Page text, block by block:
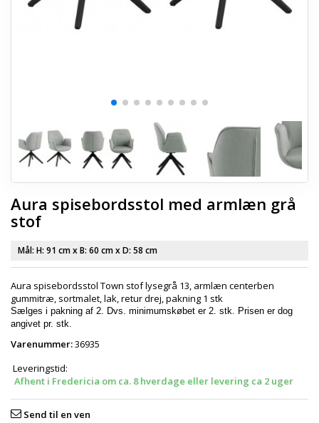
Aura spisebordsstol med armlæn grå
stof
Mål: H: 91 cmx B: 60 cmx D: 58 cm
Aura spisebordsstol Town stof lysegrå 13, armlæn centerben
gummitræ, sortmalet, lak, retur drej, pakning 1 stk
Sælges i pakning af 2. Dvs. minimumskøbet er 2. stk. Prisen er dog
angivet pr. stk.
Varenummer:36935
Leveringstid:
Afhent i Fredericia om ca. 8 hverdage eller levering ca 2 uger
Send til en ven